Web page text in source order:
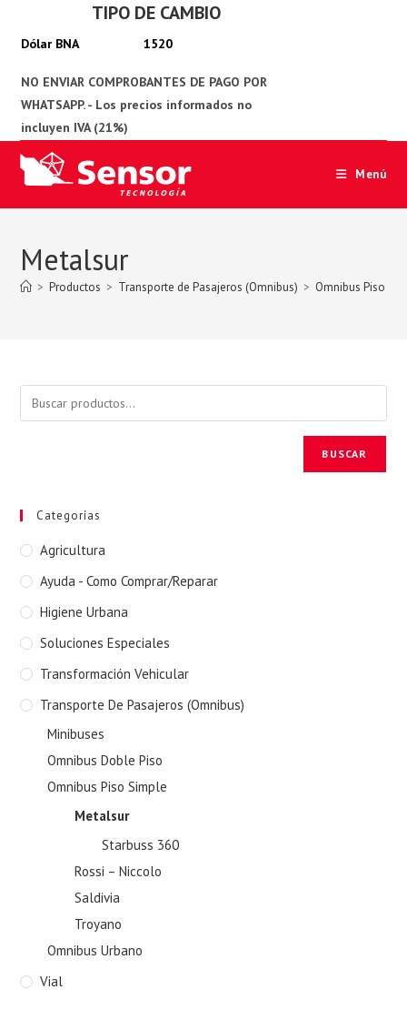
TIPO DE CAMBIO
1520
Menú
Metalsur
> Productos > Transporte de Pasajeros (Omnibus) > Omnibus Piso
BUSCAR
Categorías
Agricultura
Ayuda - Como Comprar/Reparar
Higiene Urbana
Soluciones Especiales
Transformación Vehicular
Transporte De Pasajeros (Omnibus)
Minibuses
Omnibus Doble Piso
Omnibus Piso Simple
Metalsur
Starbuss 360
Rossi – Niccolo
Saldivia
Troyano
Omnibus Urbano
Vial